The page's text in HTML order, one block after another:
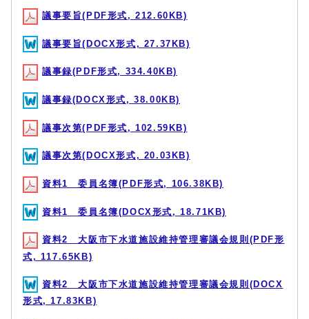
議事要旨(PDF形式, 212.60KB)
議事要旨(DOCX形式, 27.37KB)
議事録(PDF形式, 334.40KB)
議事録(DOCX形式, 38.00KB)
議事次第(PDF形式, 102.59KB)
議事次第(DOCX形式, 20.03KB)
資料1 委員名簿(PDF形式, 106.38KB)
資料1 委員名簿(DOCX形式, 18.71KB)
資料2 大阪市下水道施設維持管理審議会規則(PDF形
式, 117.65KB)
資料2 大阪市下水道施設維持管理審議会規則(DOCX
形式, 17.83KB)